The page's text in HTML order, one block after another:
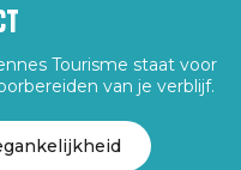
Tourisme staat voor
van je verblijf.